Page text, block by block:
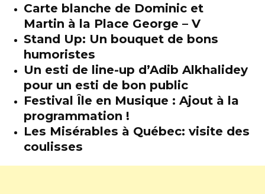
Carte blanche de Dominic et
Martin à la Place George – V
Stand Up: Un bouquet de bons
humoristes
Un esti de line-up d’Adib Alkhalidey
pour un esti de bon public
Festival Île en Musique : Ajout à la
programmation !
Les Misérables à Québec: visite des
coulisses